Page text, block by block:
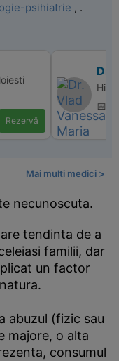
psihiatrie , .
Rezervă
Dr.
📅
Mai multi medici >
necunoscuta.
tendinta de a
familii, dar
un factor
abuzul (fizic sau
majore, o alta
consumul